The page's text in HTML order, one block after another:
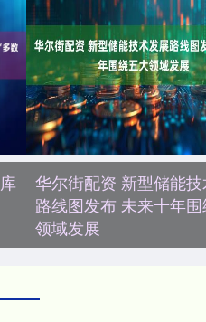
华尔街配资 新型储能
路线图发布 未来十年
领域发展